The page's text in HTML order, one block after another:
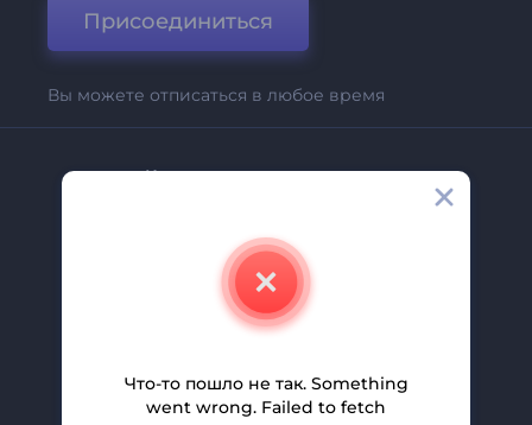
Присоединиться
Вы можете отписаться в любое время
Компания
Свяжитесь С Нами
Помощь И Поддержка
Партнерская Программа
Политика Конфиденциальности
Что-то пошло не так. Something
went wrong. Failed to fetch